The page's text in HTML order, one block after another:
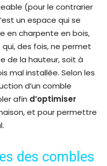
(pour le contrarier
un espace qui se
en charpente en bois,
qui, des fois, ne permet
de la hauteur, soit à
mal installée. Selon les
d’un comble
afin d’optimiser
et pour permettre
des combles